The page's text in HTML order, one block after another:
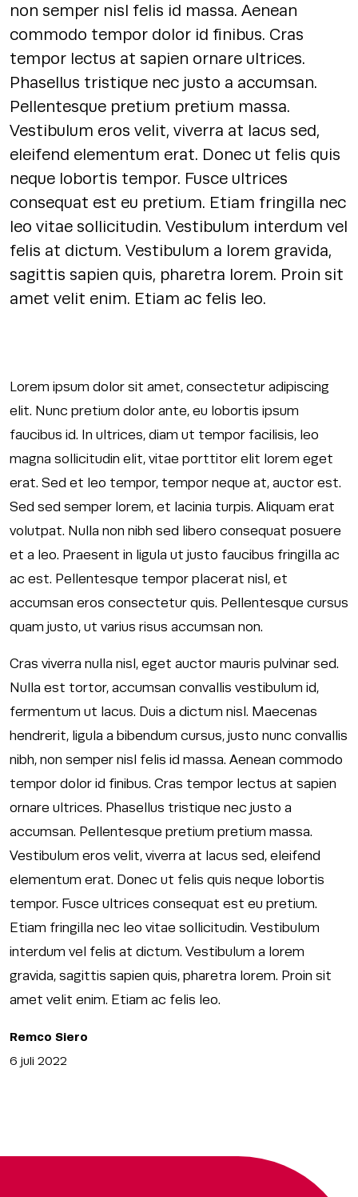
Remco Siero
6 juli 2022
non semper nisl felis id massa. Aenean
commodo tempor dolor id finibus. Cras
tempor lectus at sapien ornare ultrices.
Phasellus tristique nec justo a accumsan.
Pellentesque pretium pretium massa.
Vestibulum eros velit, viverra at lacus sed,
eleifend elementum erat. Donec ut felis quis
neque lobortis tempor. Fusce ultrices
consequat est eu pretium. Etiam fringilla nec
leo vitae sollicitudin. Vestibulum interdum vel
felis at dictum. Vestibulum a lorem gravida,
sagittis sapien quis, pharetra lorem. Proin sit
amet velit enim. Etiam ac felis leo.
Lorem ipsum dolor sit amet, consectetur adipiscing
elit. Nunc pretium dolor ante, eu lobortis ipsum
faucibus id. In ultrices, diam ut tempor facilisis, leo
magna sollicitudin elit, vitae porttitor elit lorem eget
erat. Sed et leo tempor, tempor neque at, auctor est.
Sed sed semper lorem, et lacinia turpis. Aliquam erat
volutpat. Nulla non nibh sed libero consequat posuere
et a leo. Praesent in ligula ut justo faucibus fringilla ac
ac est. Pellentesque tempor placerat nisl, et
accumsan eros consectetur quis. Pellentesque cursus
quam justo, ut varius risus accumsan non.
Cras viverra nulla nisl, eget auctor mauris pulvinar sed.
Nulla est tortor, accumsan convallis vestibulum id,
fermentum ut lacus. Duis a dictum nisl. Maecenas
hendrerit, ligula a bibendum cursus, justo nunc convallis
nibh, non semper nisl felis id massa. Aenean commodo
tempor dolor id finibus. Cras tempor lectus at sapien
ornare ultrices. Phasellus tristique nec justo a
accumsan. Pellentesque pretium pretium massa.
Vestibulum eros velit, viverra at lacus sed, eleifend
elementum erat. Donec ut felis quis neque lobortis
tempor. Fusce ultrices consequat est eu pretium.
Etiam fringilla nec leo vitae sollicitudin. Vestibulum
interdum vel felis at dictum. Vestibulum a lorem
gravida, sagittis sapien quis, pharetra lorem. Proin sit
amet velit enim. Etiam ac felis leo.